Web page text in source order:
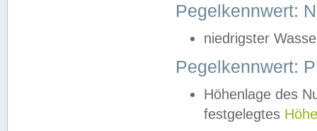
Pegelkennwert:
niedrigster
Pegelkennwert:
Höhenlage des
festgelegtes